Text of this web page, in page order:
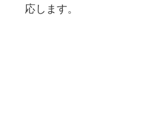
応します。